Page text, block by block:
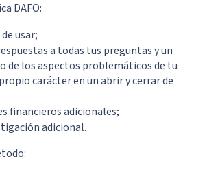
DAFO:
usar;
a todas tus preguntas y un
de los aspectos problemáticos de tu
carácter en un abrir y cerrar de
financieros adicionales;
adicional.